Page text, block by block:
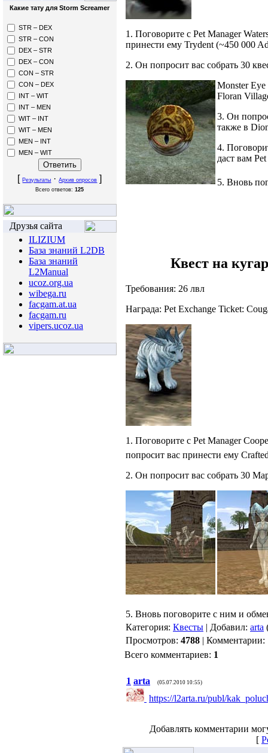
Какие тату для Storm Screamer
STR – DEX
STR – CON
DEX – STR
DEX – CON
CON – STR
CON – DEX
INT – WIT
INT – MEN
WIT – INT
WIT – MEN
MEN – INT
MEN – WIT
[Результаты ·Архив опросов ]
Всего ответов:125
Друзья сайта
ILIZIUM
База знаний L2DB
База знаний
L2Manual
ucoz.org.ua
wibega.ru
facgam.at.ua
facgam.ru
vipers.ucoz.ua
1. Поговорите с Pet Manager
принести ему Trydent (~450 000
2. Он попросит вас собрать 30
Monster
Floran
3. Он
также в
4.
даст вам
5. Вновь
Квест на
Требования: 26 лвл
Награда: Pet Exchange Ticket:
1. Поговорите с Pet Manager
попросит вас принести ему
2. Он попросит вас собрать 30
5. Вновь поговорите с ним и
Категория: Квесты | Добавил: arta
Просмотров: 4788 | Комментарии:
Всего комментариев: 1
1 arta (05.07.2010 10:55)
https://l2arta.ru/publ/
Добавлять комментарии
[